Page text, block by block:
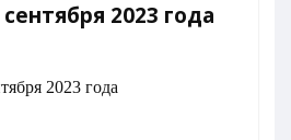
2023 года